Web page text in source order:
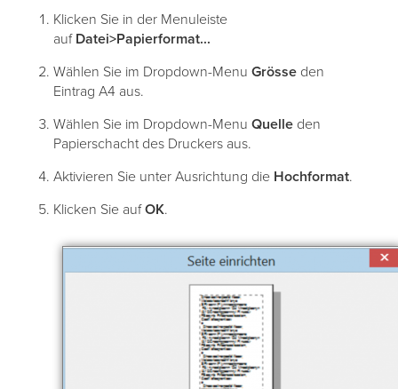
Klicken Sie in der Menuleiste
auf Datei>Papierformat...
Wählen Sie im Dropdown-Menu Grösse den
Eintrag A4 aus.
Wählen Sie im Dropdown-Menu Quelle den
Papierschacht des Druckers aus.
Aktivieren Sie unter Ausrichtung die Hochformat.
Klicken Sie aufOK.